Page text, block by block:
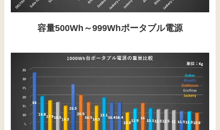
容量500Wh～999Whポータブル電源